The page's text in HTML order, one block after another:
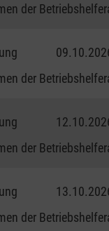
der
der
der
der